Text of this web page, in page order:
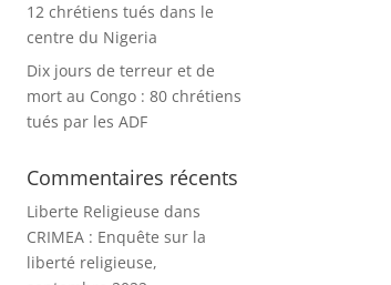
12 chrétiens tués dans le
centre du Nigeria
Dix jours de terreur et de
mort au Congo : 80 chrétiens
tués par les ADF
Commentaires récents
Liberte Religieuse dans
CRIMEA : Enquête sur la
liberté religieuse,